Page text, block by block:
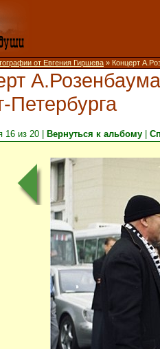
от Евгения Гиршева » Концерт
Петербурга
16 из 20 | Вернуться к альбому